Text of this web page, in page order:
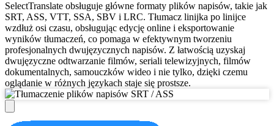
SelectTranslate obsługuje główne formaty plików napisów, takie jak
SRT, ASS, VTT, SSA, SBV i LRC. Tłumacz linijka po linijce
wzdłuż osi czasu, obsługując edycję online i eksportowanie
wyników tłumaczeń, co pomaga w efektywnym tworzeniu
profesjonalnych dwujęzycznych napisów. Z łatwością uzyskaj
dwujęzyczne odtwarzanie filmów, seriali telewizyjnych, filmów
dokumentalnych, samouczków wideo i nie tylko, dzięki czemu
oglądanie w różnych językach staje się prostsze.